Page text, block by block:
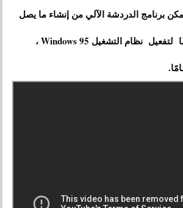
برنامج الدردشة الآلي من إنشاء ما يصل
إلى 30 مفتاحًا مختلفًا لتفعيل نظام التشغيل Windows 95 ،